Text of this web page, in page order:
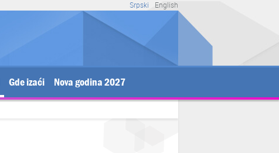
English
Srpski
Gde izaći Nova godina 2027